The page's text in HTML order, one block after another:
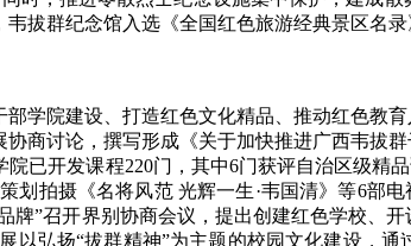
拔群纪念馆入选《全国红色旅游经典景区名录
院建设、打造红色文化精品、推动红色教
商讨论，撰写形成《关于加快推进广西韦拔
已开发课程220门，其中6门获评自治区级精
划拍摄《名将风范 光辉一生·韦国清》等6
牌”召开界别协商会议，提出创建红色学校
以弘扬“拔群精神”为主题的校园文化建设，